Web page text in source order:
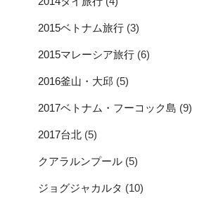
2015ベトナム旅行 (3)
2015マレーシア旅行 (6)
2016釜山・大邱 (5)
2017ベトナム・フーコック島 (9)
2017台北 (5)
クアラルンプール (5)
ジョグジャカルタ (10)